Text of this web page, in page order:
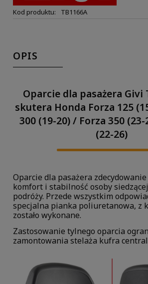
Kod produktu: TB1166A
OPIS
Oparcie dla pasażera Givi
skutera Honda Forza 125
300 (19-20) / Forza 350
(22-26)
Oparcie dla pasażera
komfort i stabilność osoby siedzącej
podróży. Przede wszystkim
specjalna pianka poliuretanowa, z
zostało wykonane.
Zastosowanie tylnego oparcia
zamontowania stelaża kufra